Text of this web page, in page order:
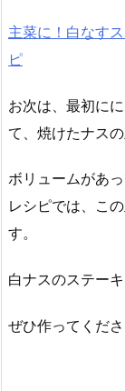
主菜に！白なす
ピ
お次は、最初に
て、焼けたナス
ボリュームがあ
レシピでは、こ
す。
白ナスのステー
ぜひ作ってくださ